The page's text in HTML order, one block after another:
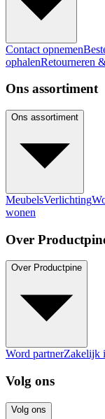
Contact opnemen
ophalenRetourneren
Ons assortiment
Ons assortiment
MeubelsVerlichting
wonen
Over
Over Productpine
Word partnerZakelijk
Volg ons
Volg ons